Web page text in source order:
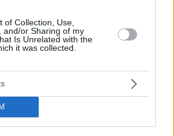
of Collection, Use,
and/or Sharing of my
Is Unrelated with the
it was collected.
πτήσεων εκείνης της